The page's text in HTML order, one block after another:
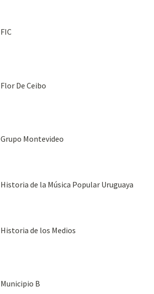
FIC
Flor De Ceibo
Grupo Montevideo
Historia de la Música Popular Uruguaya
Historia de los Medios
Municipio B